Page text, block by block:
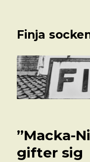
Finja
”Macka-
gifter sig